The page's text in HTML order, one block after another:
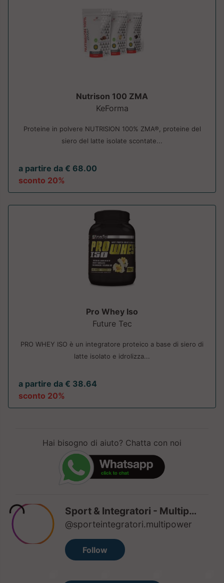
Nutrison 100 ZMA
KeForma
Proteine in polvere NUTRISION 100% ZMA®, proteine del
siero del latte isolate scontate...
a partire da € 68.00
sconto 20%
Pro Whey Iso
Future Tec
PRO WHEY ISO è un integratore proteico a base di siero di
latte isolato e idrolizza...
a partire da € 38.64
sconto 20%
Hai bisogno di aiuto? Chatta con noi